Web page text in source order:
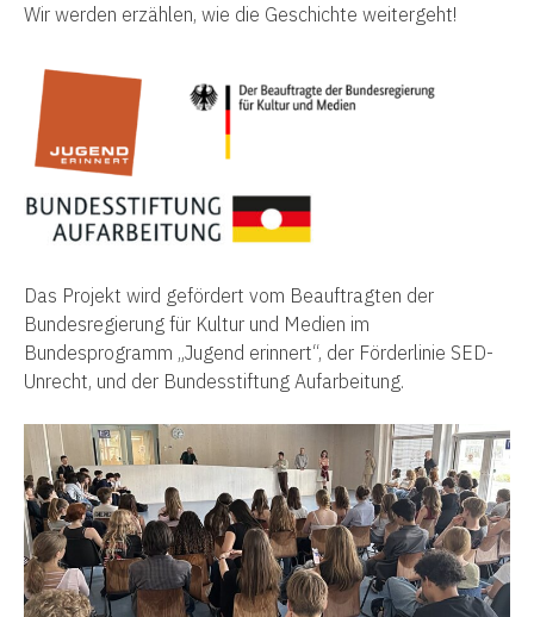
Wir werden erzählen, wie die Geschichte weitergeht!
Das Projekt wird gefördert vom Beauftragten der
Bundesregierung für Kultur und Medien im
Bundesprogramm „Jugend erinnert“, der Förderlinie SED-
Unrecht, und der Bundesstiftung Aufarbeitung.